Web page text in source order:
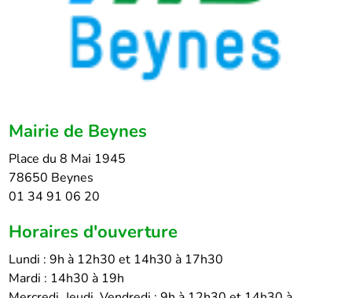
Mairie de Beynes
Place du 8 Mai 1945
78650 Beynes
01 34 91 06 20
Horaires d'ouverture
Lundi : 9h à 12h30 et 14h30 à 17h30
Mardi : 14h30 à 19h